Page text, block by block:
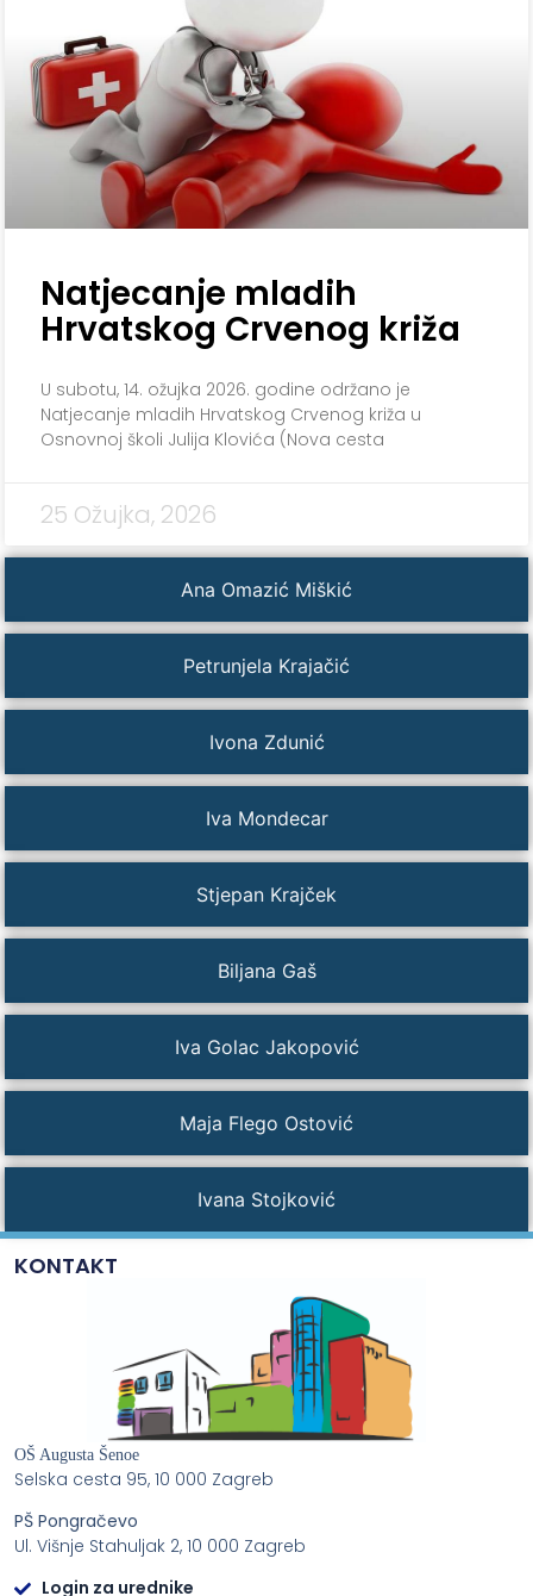
Ana Omazić Miškić
Petrunjela Krajačić
Ivona Zdunić
Iva Mondecar
Stjepan Krajček
Biljana Gaš
Iva Golac Jakopović
Maja Flego Ostović
Ivana Stojković
Natjecanje mladih
Hrvatskog Crvenog križa
U subotu, 14. ožujka 2026. godine održano je
Natjecanje mladih Hrvatskog Crvenog križa u
Osnovnoj školi Julija Klovića (Nova cesta
25 Ožujka, 2026
KONTAKT
OŠ Augusta Šenoe
Selska cesta 95, 10 000 Zagreb
PŠ Pongračevo
Ul. Višnje Stahuljak 2, 10 000 Zagreb
Login za urednike